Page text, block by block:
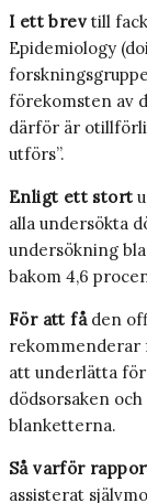
I ett brev till
Epidemiology
förekomsten av
därför är
utförs”.
Enligt ett stort
alla undersökta
undersökning
bakom 4,6
För att fåden
rekommenderar
att underlätta
dödsorsaken
blanketterna.
Så varför
assisterat